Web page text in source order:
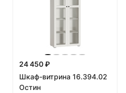
24 450 ₽
Шкаф-витрина 16.394.02
Остин